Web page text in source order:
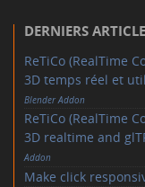
DERNIERS
ReTiCo (RealTime
3D temps réel et
Blender Addon
ReTiCo (RealTime
3D realtime and
Addon
Make click